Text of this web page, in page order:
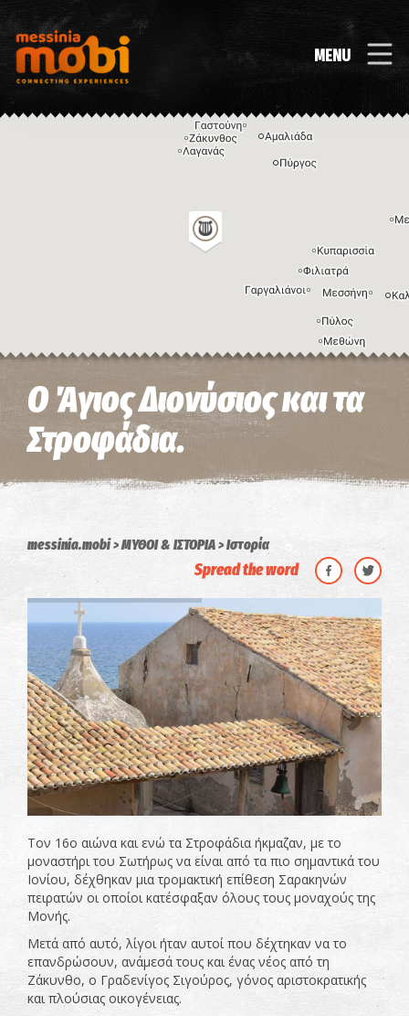
MENU
Η εικόνα ενδέχεται να υπόκειται σε πνευματικά δικαιώματα
Ο Άγιος Διονύσιος και τα
Στροφάδια.
messinia.mobi ΜΥΘΟΙ & ΙΣΤΟΡΙΑ Ιστορία
Spread the word
Τον 16ο αιώνα και ενώ τα Στροφάδια ήκμαζαν, με το
μοναστήρι του Σωτήρως να είναι από τα πιο σημαντικά του
Ιονίου, δέχθηκαν μια τρομακτική επίθεση Σαρακηνών
πειρατών οι οποίοι κατέσφαξαν όλους τους μοναχούς της
Μονής.
Μετά από αυτό, λίγοι ήταν αυτοί που δέχτηκαν να το
επανδρώσουν, ανάμεσά τους και ένας νέος από τη
Ζάκυνθο, ο Γραδενίγος Σιγούρος, γόνος αριστοκρατικής
και πλούσιας οικογένειας.